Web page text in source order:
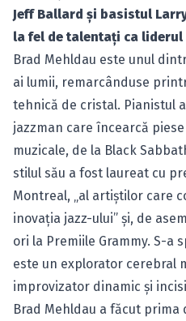
Jeff Ballard şi basistul
la fel de talentaţi ca liderul
Brad Mehldau este unul
ai lumii, remarcânduse
tehnică de cristal. Pianistul
jazzman care încearcă
muzicale, de la Black
stilul său a fost laureat cu
Montreal, „al artiştilor care
inovația jazz-ului” şi, de
ori la Premiile Grammy. S-a
este un explorator cerebral
improvizator dinamic şi
Brad Mehldau a făcut